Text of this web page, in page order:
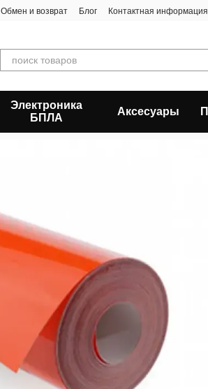
Обмен и возврат Блог Контактная информация
Электроника
БПЛА
Аксесуары